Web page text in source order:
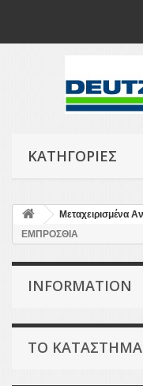
ΚΑΤΗΓΟΡΊΕΣ
Μεταχειρισμένα
ΕΜΠΡΟΣΘΙΑ
INFORMATION
ΤΟ